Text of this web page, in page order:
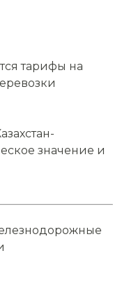
тарифы на
значение и